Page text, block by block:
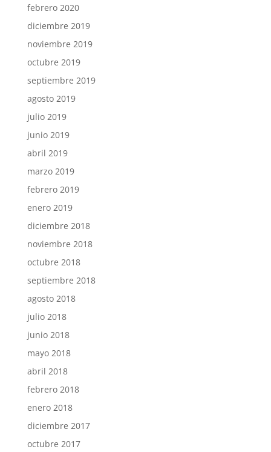
febrero 2020
diciembre 2019
noviembre 2019
octubre 2019
septiembre 2019
agosto 2019
julio 2019
junio 2019
abril 2019
marzo 2019
febrero 2019
enero 2019
diciembre 2018
noviembre 2018
octubre 2018
septiembre 2018
agosto 2018
julio 2018
junio 2018
mayo 2018
abril 2018
febrero 2018
enero 2018
diciembre 2017
octubre 2017